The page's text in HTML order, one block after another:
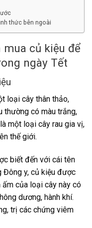
thức bên ngoài
củ kiệu để
ngày Tết
loại cây thân thảo,
thường có màu trắng,
một loại cây rau gia vị,
thế giới.
biết đến với cái tên
Đông y, củ kiệu được
của loại cây này có
dương, hành khí.
trị các chứng viêm